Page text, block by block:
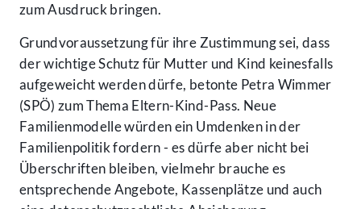
zum Ausdruck bringen.
Grundvoraussetzung für ihre Zustimmung sei, dass
der wichtige Schutz für Mutter und Kind keinesfalls
aufgeweicht werden dürfe, betonte Petra Wimmer
(SPÖ) zum Thema Eltern-Kind-Pass. Neue
Familienmodelle würden ein Umdenken in der
Familienpolitik fordern - es dürfe aber nicht bei
Überschriften bleiben, vielmehr brauche es
entsprechende Angebote, Kassenplätze und auch